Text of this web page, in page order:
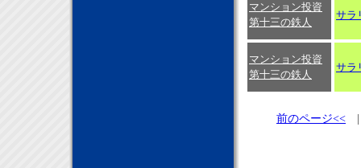
マンション投資
第十三の鉄人
サラ
マンション投資
第十三の鉄人
サラ
前のページ<<